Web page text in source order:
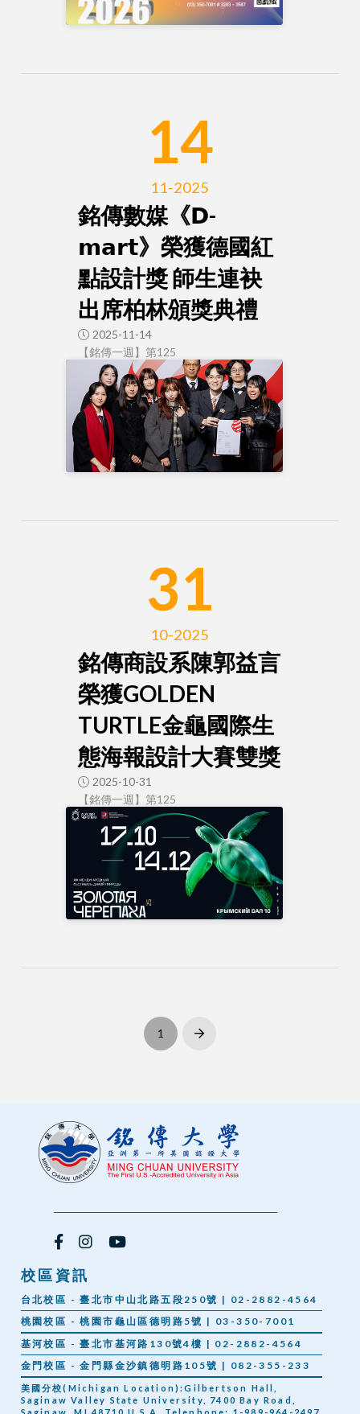
14
11-2025
銘傳數媒《𝗗-
𝗺𝗮𝗿𝘁》榮獲德國紅
點設計獎 師生連袂
出席柏林頒獎典禮
2025-11-14
【銘傳一週】第125
31
10-2025
銘傳商設系陳郭益言
榮獲GOLDEN
TURTLE金龜國際生
態海報設計大賽雙獎
2025-10-31
【銘傳一週】第125
1 Next
校區資訊
台北校區 - 臺北市中山北路五段250號 | 02-2882-4564
桃園校區 - 桃園市龜山區德明路5號 | 03-350-7001
基河校區 - 臺北市基河路130號4樓 | 02-2882-4564
金門校區 - 金門縣金沙鎮德明路105號 | 082-355-233
美國分校(Michigan Location):Gilbertson Hall,
Saginaw Valley State University, 7400 Bay Road,
Saginaw, MI 48710 U.S.A. Telephone: 1-989-964-2497